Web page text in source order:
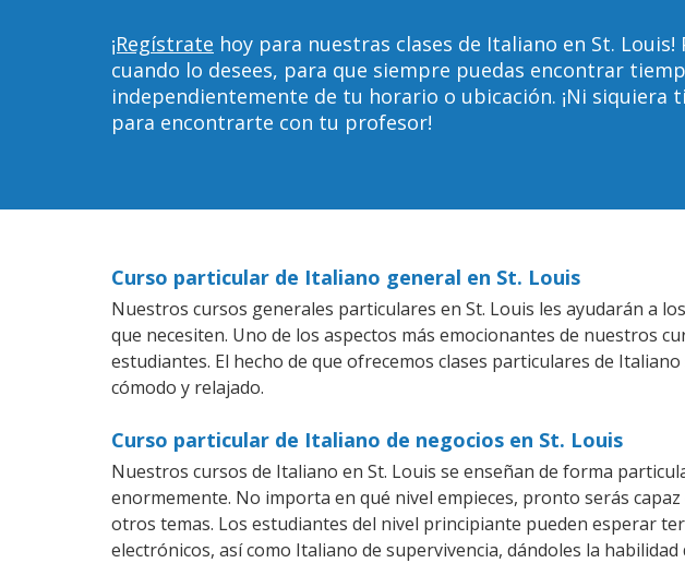
¡Regístrate hoy para nuestras clases de Italiano en St.
cuando lo desees, para que siempre puedas encontrar
independientemente de tu horario o ubicación. ¡Ni siquiera
para encontrarte con tu profesor!
Curso particular de Italiano general en St. Louis
Nuestros cursos generales particulares en St. Louis les ayudarán a
que necesiten. Uno de los aspectos más emocionantes de nuestros
estudiantes. El hecho de que ofrecemos clases particulares de
cómodo y relajado.
Curso particular de Italiano de negocios en St. Louis
Nuestros cursos de Italiano en St. Louis se enseñan de forma
enormemente. No importa en qué nivel empieces, pronto serás
otros temas. Los estudiantes del nivel principiante pueden esperar
electrónicos, así como Italiano de supervivencia, dándoles la